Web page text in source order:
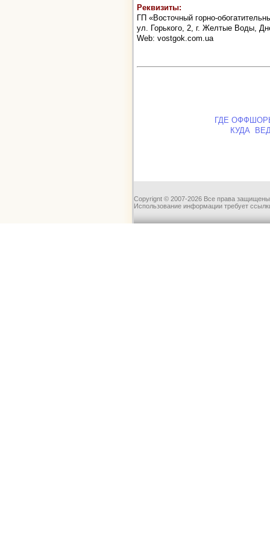
Реквизиты:
ГП «Восточный горно-
ул. Горького, 2, г. Желтые Воды,
Web: vostgok.com.ua
ГДЕ
КУДА
Copyrignt © 2007-2026 Все права
Использование информации требует